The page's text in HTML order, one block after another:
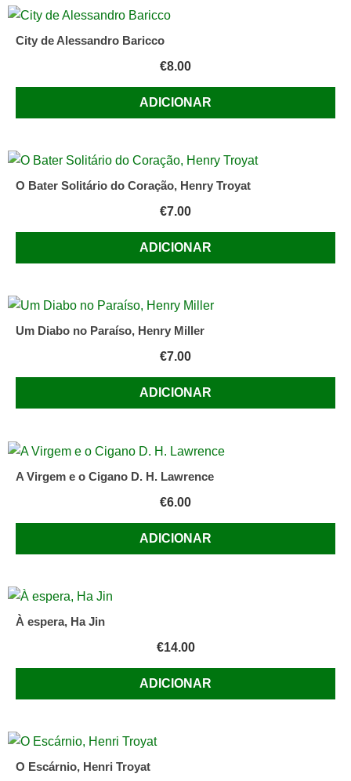
City de Alessandro Baricco
€8.00
ADICIONAR
O Bater Solitário do Coração, Henry Troyat
€7.00
ADICIONAR
Um Diabo no Paraíso, Henry Miller
€7.00
ADICIONAR
A Virgem e o Cigano D. H. Lawrence
€6.00
ADICIONAR
À espera, Ha Jin
€14.00
ADICIONAR
O Escárnio, Henri Troyat